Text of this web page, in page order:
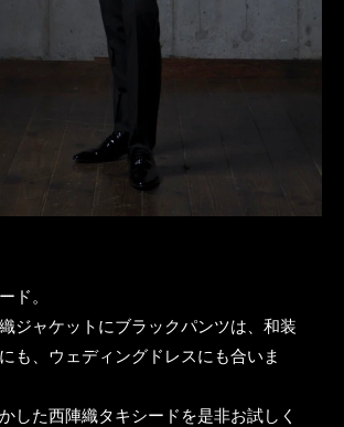
ド。
ジャケットにブラックパンツは、和装
も、ウェディングドレスにも合いま
した西陣織タキシードを是非お試しく